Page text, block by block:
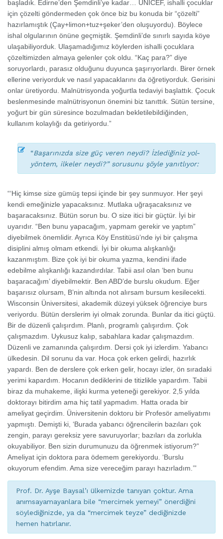
başladık. Edirne’den Şemdinli’ye kadar… UNICEF, ishalli çocuklar
için çözelti göndermeden çok önce biz bu konuda bir “çözelti”
hazırlamıştık (Çay+limon+tuz+şeker’den oluşuyordu). Böylece
ishal olgularının önüne geçmiştik. Şemdinli’de sınırlı sayıda köye
ulaşabiliyorduk. Ulaşamadığımız köylerden ishalli çocuklara
çözeltimizden almaya gelenler çok oldu. “Kaç para?” diye
soruyorlardı, parasız olduğunu duyunca şaşırıyorlardı. Birer örnek
ellerine veriyorduk ve nasıl yapacaklarını da öğretiyorduk. Gerisini
onlar üretiyordu. Malnütrisyonda yoğurtla tedaviyi başlattık. Çocuk
beslenmesinde malnütrisyonun önemini biz tanıttık. Sütün tersine,
yoğurt bir gün süresince bozulmadan bekletilebildiğinden,
kullanım kolaylığı da getiriyordu.”
“Başarınızda size güç veren neydi? İzlediğiniz yol-
yöntem, ilkeler neydi?” sorusunu şöyle yanıtlıyor:
“‘Hiç kimse size gümüş tepsi içinde bir şey sunmuyor. Her şeyi
kendi emeğinizle yapacaksınız. Mutlaka uğraşacaksınız ve
başaracaksınız. Bütün sorun bu. O size itici bir güçtür. İyi bir
uyarıdır. “Ben bunu yapacağım, yapmam gerekir ve yaptım”
diyebilmek önemlidir. Ayrıca Köy Enstitüsü’nde iyi bir çalışma
disiplini almış olmam etkendi. İyi bir okuma alışkanlığı
kazanmıştım. Bize çok iyi bir okuma yazma, kendini ifade
edebilme alışkanlığı kazandırdılar. Tabii asıl olan ‘ben bunu
başaracağım’ diyebilmektir. Ben ABD’de burslu okudum. Eğer
başarısız olursam, B’nin altında not alırsam bursum kesilecekti.
Wisconsin Üniversitesi, akademik düzeyi yüksek öğrenciye burs
veriyordu. Bütün derslerim iyi olmak zorunda. Bunlar da itici güçtü.
Bir de düzenli çalışırdım. Planlı, programlı çalışırdım. Çok
çalışmazdım. Uykusuz kalıp, sabahlara kadar çalışmazdım.
Düzenli ve zamanında çalışırdım. Dersi çok iyi izlerdim. Yabancı
ülkedesin. Dil sorunu da var. Hoca çok erken gelirdi, hazırlık
yapardı. Ben de derslere çok erken gelir, hocayı izler, ön sıradaki
yerimi kapardım. Hocanın dediklerini de titizlikle yapardım. Tabii
biraz da muhakeme, ilişki kurma yeteneği gerekiyor. 2,5 yılda
doktorayı bitirdim ama hiç tatil yapmadım. Hatta orada bir
ameliyat geçirdim. Üniversitenin doktoru bir Profesör ameliyatımı
yapmıştı. Demişti ki, ‘Burada yabancı öğrencilerin bazıları çok
zengin, parayı gereksiz yere savuruyorlar; bazıları da zorlukla
okuyabiliyor. Ben sizin durumunuzu da öğrenmek istiyorum?”
Ameliyat için doktora para ödemem gerekiyordu. ‘Burslu
okuyorum efendim. Ama size vereceğim parayı hazırladım.’”
Prof. Dr. Ayşe Baysal’ı ülkemizde tanıyan çoktur. Ama
anımsayamayanlara bile “mercimek yemeyi” önerdiğini
söylediğinizde, ya da “mercimek teyze” dediğinizde
hemen hatırlanır.